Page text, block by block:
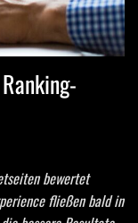
bewertet
fließen bald in